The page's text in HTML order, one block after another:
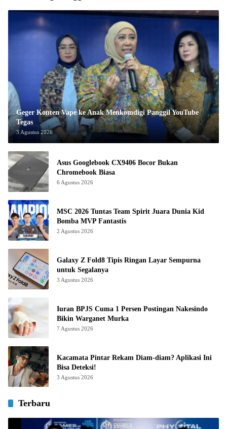
Geger Konten Vape ke Anak Menkomdigi Panggil YouTube
Tegas
3 Agustus 2026
Asus Googlebook CX9406 Bocor Bukan
Chromebook Biasa
6 Agustus 2026
MSC 2026 Tuntas Team Spirit Juara Dunia Kid
Bomba MVP Fantastis
2 Agustus 2026
Galaxy Z Fold8 Tipis Ringan Layar Sempurna
untuk Segalanya
3 Agustus 2026
Iuran BPJS Cuma 1 Persen Postingan Nakesindo
Bikin Warganet Murka
7 Agustus 2026
Kacamata Pintar Rekam Diam-diam? Aplikasi Ini
Bisa Deteksi!
3 Agustus 2026
Terbaru